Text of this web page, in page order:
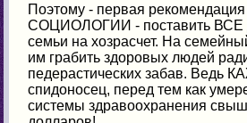
Поэтому - первая
СОЦИОЛОГИИ - поставить ВСЕ
семьи на хозрасчет. На
им грабить здоровых людей
педерастических забав. Ведь
спидоносец, перед тем как
системы здравоохранения